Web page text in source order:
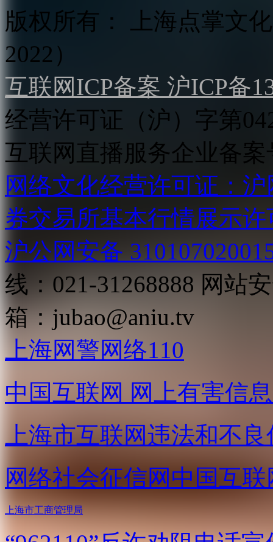
版权所有：
上海点掌文
2022）
互联网ICP备案 沪ICP备
经营许可证（沪）字第
互联网直播服务企业备案
网络文化经营许可证：
券交易所基本行情展示许
沪公网安备
线：021-31268888 网站
箱：jubao@aniu.tv
上海网警网络110
中国互联网 网上有害信
上海市互联网违法和不
网络社会征信网 中国互
上海市工商管理局